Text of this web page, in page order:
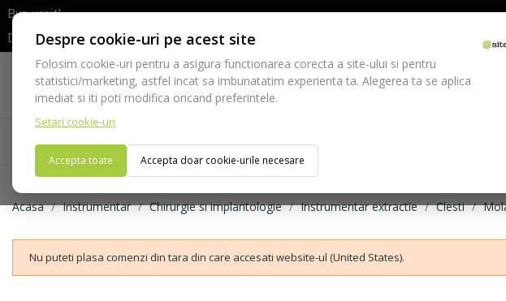
Despre cookie-uri pe acest site
Folosim cookie-uri pentru a asigura functionarea corecta a site-ului si pentru
statistici/marketing, astfel incat sa imbunatatim experienta ta. Alegerea ta se aplica
imediat si iti poti modifica oricand preferintele.
Setari cookie-uri
Accepta toate Accepta doar cookie-urile necesare
Bun venit!
Dupa efectuarea comenzii va rugam sa asteptati confirmarea stocurilor inainte de
Telefon:
021-528 03 23
Acasa Consumabile Echipamente
Acasa Instrumentar Chirurgie si implantologie Instrumentar extractie Clesti
Nu puteti plasa comenzi din tara din care accesati website-ul (United States).